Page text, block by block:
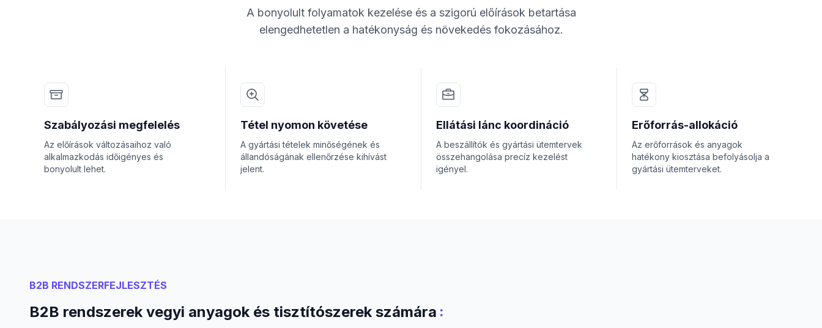
A bonyolult folyamatok kezelése és a szigorú előírások betartása
elengedhetetlen a hatékonyság és növekedés fokozásához.
Szabályozási megfelelés
Az előírások változásaihoz való
alkalmazkodás időigényes és
bonyolult lehet.
Tétel nyomon követése
A gyártási tételek minőségének és
állandóságának ellenőrzése kihívást
jelent.
Ellátási lánc koordináció
A beszállítók és gyártási ütemtervek
összehangolása precíz kezelést
igényel.
Erőforrás-allokáció
Az erőforrások és anyagok
hatékony kiosztása befolyásolja a
gyártási ütemterveket.
B2B RENDSZERFEJLESZTÉS
B2B rendszerek vegyi anyagok és tisztítószerek számára :